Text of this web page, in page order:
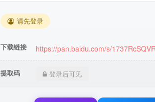
请先登录
下载链接 https://pan.baidu.com/s/
提取码 登录后可见